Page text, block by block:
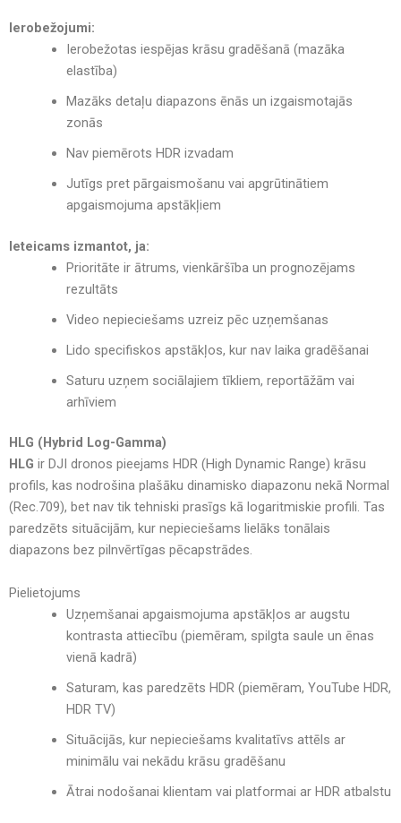
Ierobežojumi:
Ierobežotas iespējas krāsu gradēšanā (mazāka
elastība)
Mazāks detaļu diapazons ēnās un izgaismotajās
zonās
Nav piemērots HDR izvadam
Jutīgs pret pārgaismošanu vai apgrūtinātiem
apgaismojuma apstākļiem
Ieteicams izmantot, ja:
Prioritāte ir ātrums, vienkāršība un prognozējams
rezultāts
Video nepieciešams uzreiz pēc uzņemšanas
Lido specifiskos apstākļos, kur nav laika gradēšanai
Saturu uzņem sociālajiem tīkliem, reportāžām vai
arhīviem
HLG (Hybrid Log-Gamma)
HLG ir DJI dronos pieejams HDR (High Dynamic Range) krāsu
profils, kas nodrošina plašāku dinamisko diapazonu nekā Normal
(Rec.709), bet nav tik tehniski prasīgs kā logaritmiskie profili. Tas
paredzēts situācijām, kur nepieciešams lielāks tonālais
diapazons bez pilnvērtīgas pēcapstrādes.
Pielietojums
Uzņemšanai apgaismojuma apstākļos ar augstu
kontrasta attiecību (piemēram, spilgta saule un ēnas
vienā kadrā)
Saturam, kas paredzēts HDR (piemēram, YouTube HDR,
HDR TV)
Situācijās, kur nepieciešams kvalitatīvs attēls ar
minimālu vai nekādu krāsu gradēšanu
Ātrai nodošanai klientam vai platformai ar HDR atbalstu